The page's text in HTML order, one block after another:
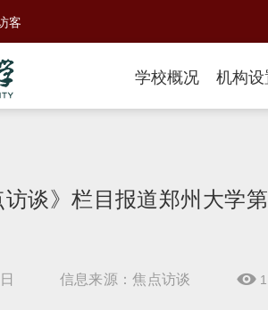
客
学校概况 机构设
谈》栏目报道郑州大学
信息来源：焦点访谈 